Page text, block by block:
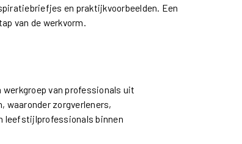
en praktijkvoorbeelden. Een
van de werkvorm.
van professionals uit
waaronder zorgverleners,
leefstijlprofessionals binnen